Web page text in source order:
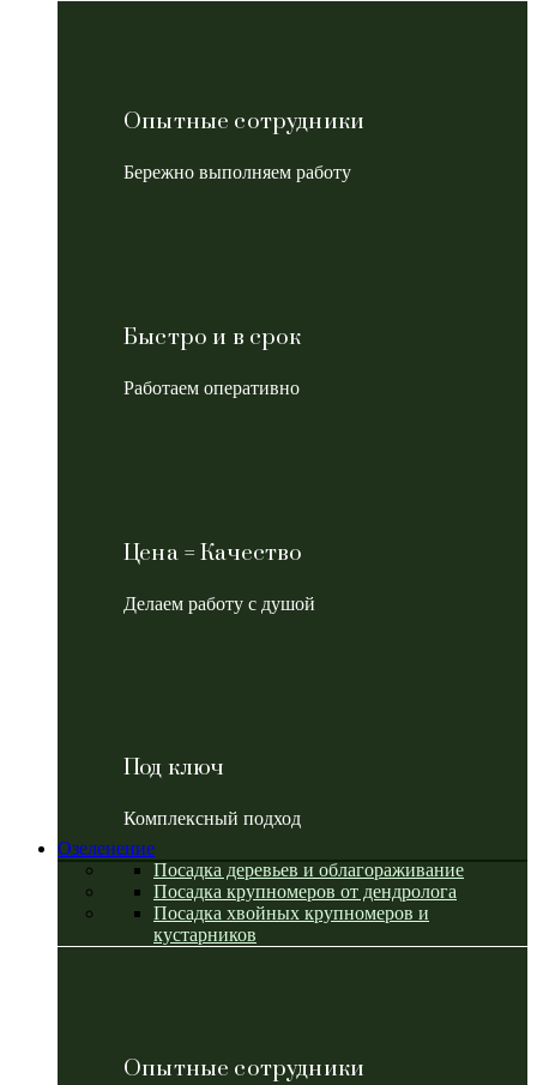
Опытные сотрудники
Бережно выполняем работу
Быстро и в срок
Работаем оперативно
Цена = Качество
Делаем работу с душой
Под ключ
Комплексный подход
Озеленение
Посадка деревьев и облагораживание
Посадка крупномеров от дендролога
Посадка хвойных крупномеров и
кустарников
Опытные сотрудники